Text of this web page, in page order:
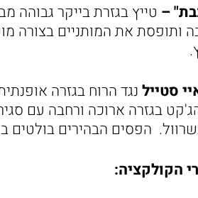
– טייץ בגזרת בייקר גבוהה
ותופסת את המותניים בצורה
סטיילנגד הרוח בגזרה
בגזרה ארוכה ורחבה עם
הפסים הבהירים בולטים
הקולקציה: